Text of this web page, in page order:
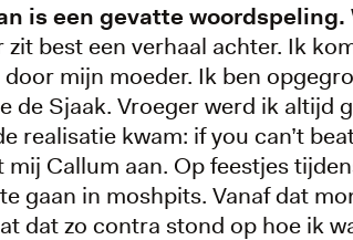
is een gevatte
zit best een verhaal achter. Ik
mijn moeder. Ik ben
de Sjaak. Vroeger werd ik altijd
realisatie kwam: if you can’t
mij Callum aan. Op feestjes
gaan in moshpits. Vanaf dat
dat zo contra stond op hoe ik